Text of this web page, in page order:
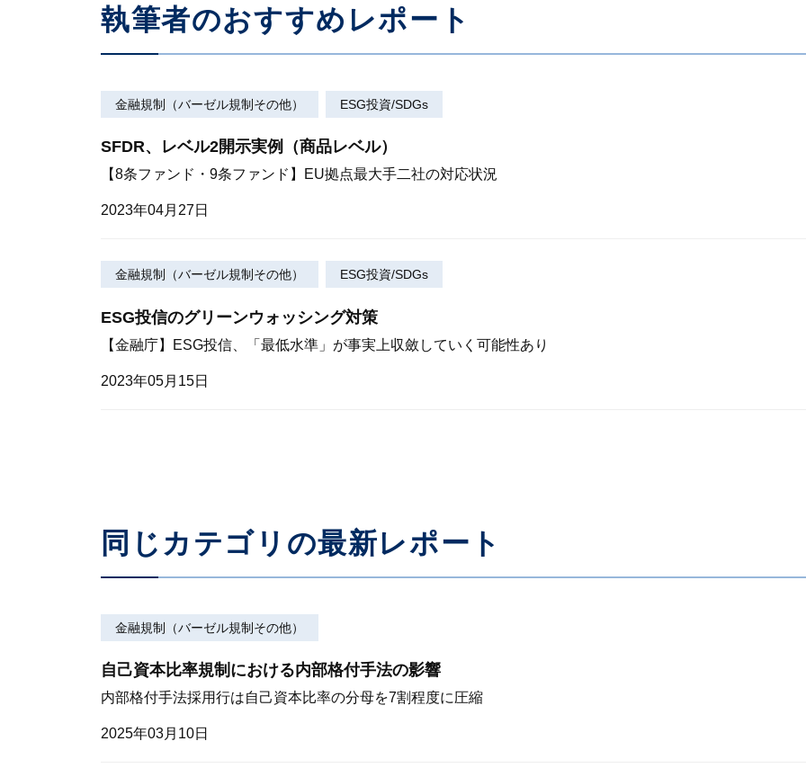
執筆者のおすすめレポート
金融規制（バーゼル規制その他） ESG投資/SDGs
SFDR、レベル2開示実例（商品レベル）
【8条ファンド・9条ファンド】EU拠点最大手二社の対応状況
2023年04月27日
金融規制（バーゼル規制その他） ESG投資/SDGs
ESG投信のグリーンウォッシング対策
【金融庁】ESG投信、「最低水準」が事実上収斂していく可能性あり
2023年05月15日
同じカテゴリの最新レポート
金融規制（バーゼル規制その他）
自己資本比率規制における内部格付手法の影響
内部格付手法採用行は自己資本比率の分母を7割程度に圧縮
2025年03月10日